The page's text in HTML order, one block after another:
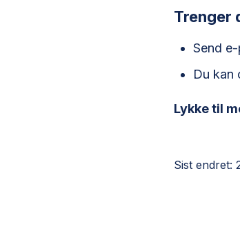
Trenger
Send
Du kan
Lykke til
Sist endret